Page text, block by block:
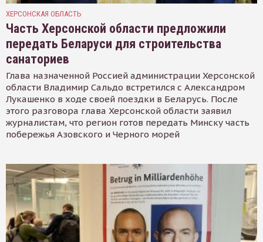
ХЕРСОНСКАЯ ОБЛАСТЬ
Часть Херсонской области предложили
передать Беларуси для строительства
санаториев
Глава назначенной Россией администрации Херсонской
области Владимир Сальдо встретился с Александром
Лукашенко в ходе своей поездки в Беларусь. После
этого разговора глава Херсонской области заявил
журналистам, что регион готов передать Минску часть
побережья Азовского и Черного морей